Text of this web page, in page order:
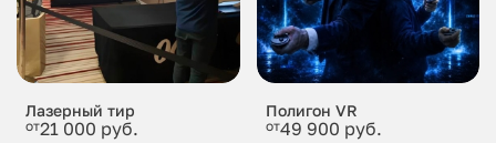
Лазерный тир
от21 000 руб.
Полигон VR
от49 900 руб.